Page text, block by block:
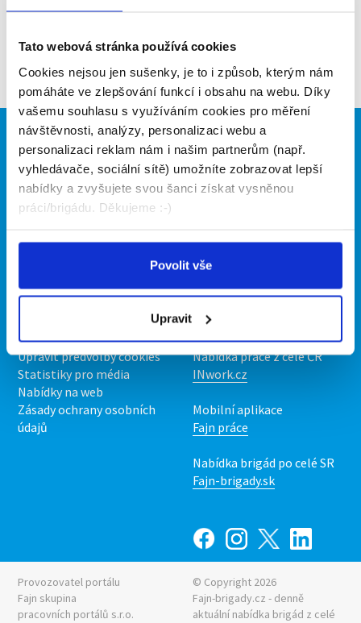
Tato webová stránka používá cookies
Cookies nejsou jen sušenky, je to i způsob, kterým nám
pomáháte ve zlepšování funkcí i obsahu na webu. Díky
vašemu souhlasu s využíváním cookies pro měření
návštěvnosti, analýzy, personalizaci webu a
personalizaci reklam nám i našim partnerům (např.
vyhledávače, sociální sítě) umožníte zobrazovat lepší
nabídky a zvyšujete svou šanci získat vysněnou
práci/brigádu. Děkujeme :-)
Povolit vše
Upravit
Zpět
Brigádníci
Články
Hledané brigády
Firmy
Vložit inzerát
Ceník
Kontakt
Podmínky
Upravit předvolby cookies
Statistiky pro média
Nabídky na web
Zásady ochrany osobních
údajů
Naše další projekty
Fajn brigády
Nabídka práce z celé ČR
INwork.cz
Mobilní aplikace
Fajn práce
Nabídka brigád po celé SR
Fajn-brigady.sk
Provozovatel portálu
Fajn skupina
pracovních portálů s.r.o.
© Copyright 2026
Fajn-brigady.cz - denně
aktuální nabídka brigád z celé